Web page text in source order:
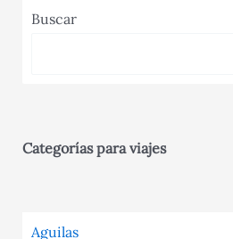
más
Buscar
Categorías para viajes
Aguilas